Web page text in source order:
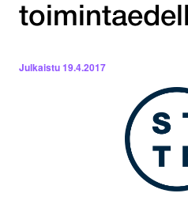
Julkaistu19.4.2017